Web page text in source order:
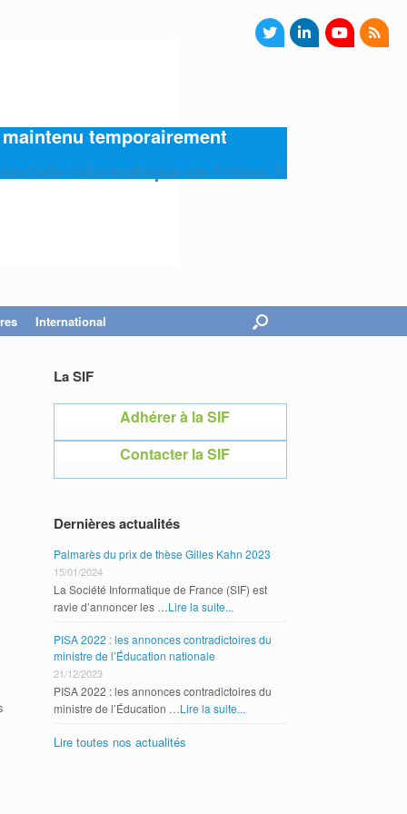
maintenu temporairement
informatique-de-france.fr
International
La SIF
Adhérer à la SIF
Contacter la SIF
Dernières actualités
Palmarès du prix de thèse Gilles Kahn 2023
15/01/2024
La Société Informatique de France (SIF) est
ravie d’annoncer les …Lire la suite...
PISA 2022 : les annonces contradictoires du
ministre de l’Éducation nationale
21/12/2023
PISA 2022 : les annonces contradictoires du
ministre de l’Éducation …Lire la suite...
Lire toutes nos actualités